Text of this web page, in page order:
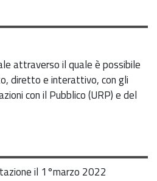
attraverso il quale è possibile
diretto e interattivo, con gli
con il Pubblico (URP) e del
il 1°marzo 2022